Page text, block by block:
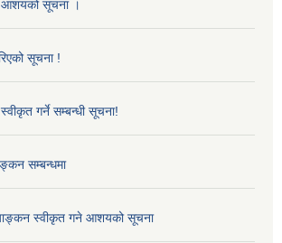
आशयको सूचना ।
सूचना !
गर्ने सम्बन्धी सूचना!
सम्बन्धमा
स्वीकृत गने आशयको सूचना